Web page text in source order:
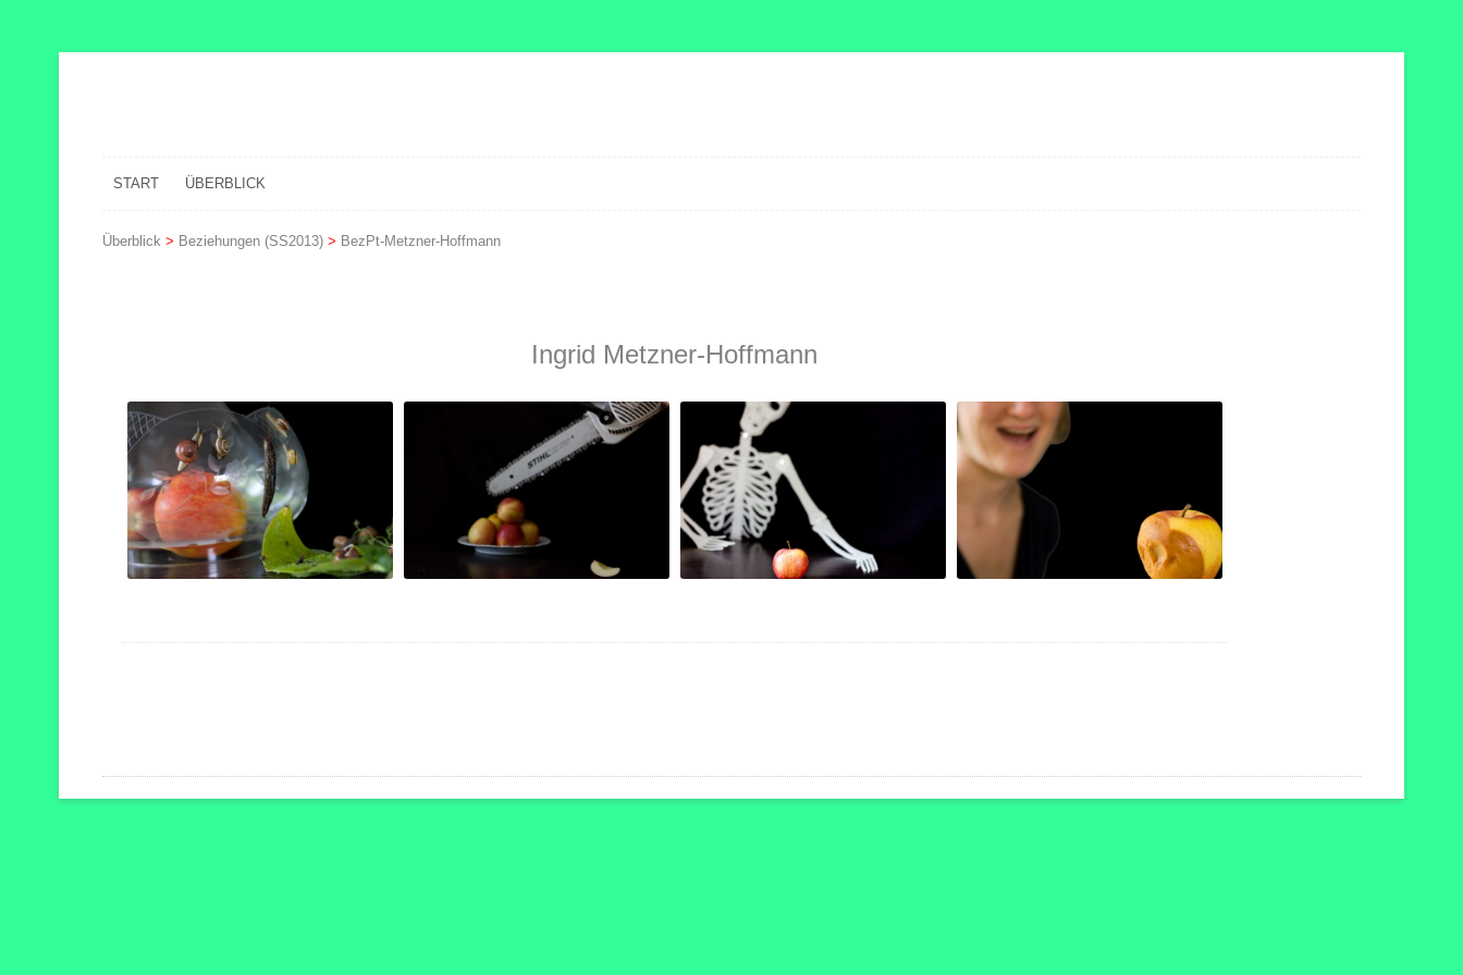
START
ÜBERBLICK
Überblick > Beziehungen (SS2013)> BezPt-Metzner-Hoffmann
Ingrid Metzner-Hoffmann